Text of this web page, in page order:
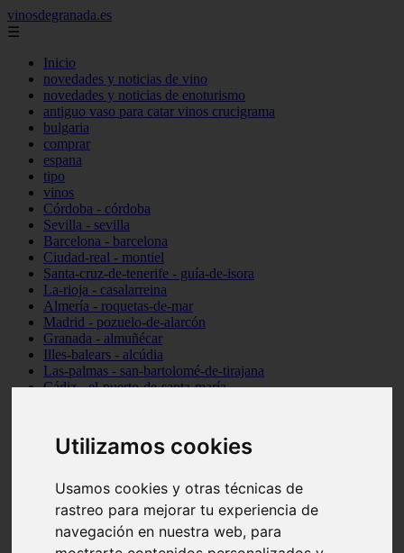
Utilizamos cookies
Usamos cookies y otras técnicas de
rastreo para mejorar tu experiencia de
navegación en nuestra web, para
vinosdegranada.es
☰
Inicio
novedades y noticias de vino
novedades y noticias de enoturismo
antiguo vaso para catar vinos crucigrama
bulgaria
comprar
espana
tipo
vinos
Córdoba - córdoba
Sevilla - sevilla
Barcelona - barcelona
Ciudad-real - montiel
Santa-cruz-de-tenerife - guía-de-isora
La-rioja - casalarreina
Almería - roquetas-de-mar
Madrid - pozuelo-de-alarcón
Granada - almuñécar
Illes-balears - alcúdia
Las-palmas - san-bartolomé-de-tirajana
Cádiz - el-puerto-de-santa-maría
Santa-cruz-de-tenerife - los-llanos-de-aridane
Cantabria - suances
Granada - monachil
Huesca - isábena
Huesca - alquézar
Huesca - castejón-de-sos